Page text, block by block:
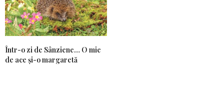
Într-o zi de Sânziene… O mie
de ace și-o margaretă